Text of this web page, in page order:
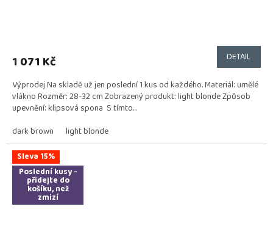
1 071 Kč DETAIL
Výprodej Na skladě už jen poslední 1 kus od každého. Materiál: umělé
vlákno Rozměr: 28-32 cm Zobrazený produkt: light blonde Způsob
upevnění: klipsová spona S tímto...
dark brown
light blonde
Sleva 15%
Poslední kusy -
přidejte do
košíku, než
zmizí